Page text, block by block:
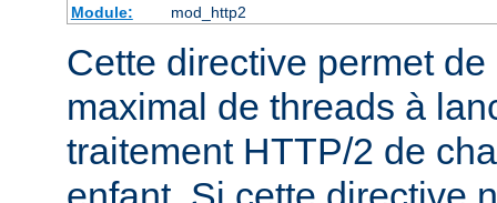
Module:
mod_http2
Cette directive permet
maximal de threads à
traitement HTTP/2 de